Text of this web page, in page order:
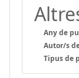
Any de
Autor/s
Tipus de